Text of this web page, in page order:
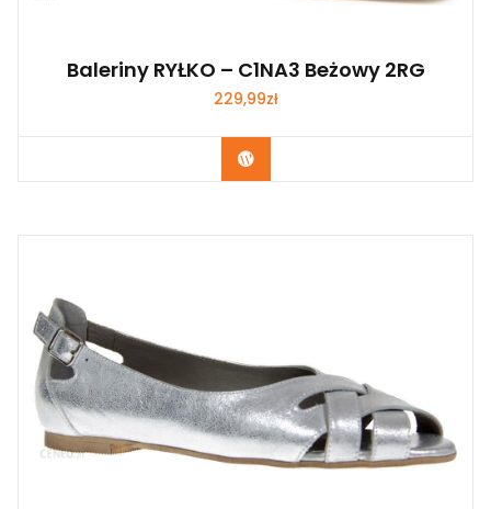
Baleriny RYŁKO – C1NA3 Beżowy 2RG
229,99zł
Kup Teraz